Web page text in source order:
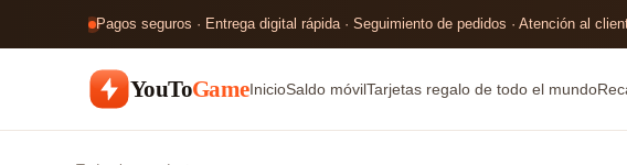
Pagos seguros · Entrega digital rápida · Seguimiento de pedidos · Atención al
YouToGameInicioSaldo móvilTarjetas regalo de todo el mundo